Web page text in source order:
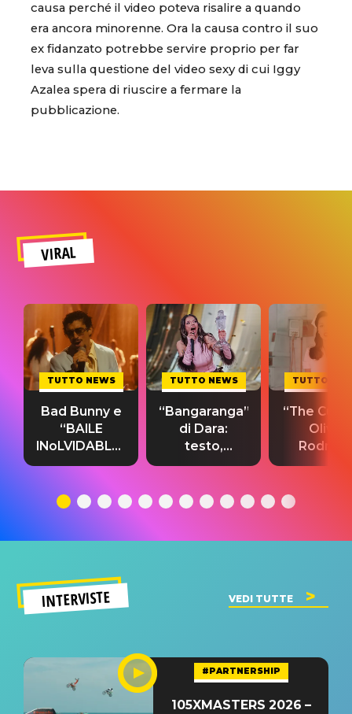
causa perché il video poteva risalire a quando
era ancora minorenne. Ora la causa contro il suo
ex fidanzato potrebbe servire proprio per far
leva sulla questione del video sexy di cui Iggy
Azalea spera di riuscire a fermare la
pubblicazione.
VIRAL
TUTTO NEWS
Bad Bunny e
“BAILE
INoLVIDABLE”:
testo,
significato
TUTTO NEWS
“Bangaranga”
di Dara:
testo,
traduzione e
del singolo
TUTTO
“The
Olivia
testo,
INTERVISTE VEDI TUTTE
#PARTNERSHIP
105XMASTERS 2026 –